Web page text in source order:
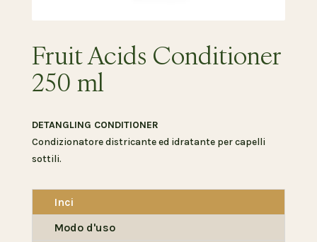
Fruit Acids Conditioner
250 ml
DETANGLING CONDITIONER
Condizionatore districante ed idratante per capelli
sottili.
Inci
Modo d'uso